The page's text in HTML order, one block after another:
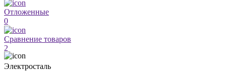
Отложенные
0
Сравнение товаров
2
Электросталь